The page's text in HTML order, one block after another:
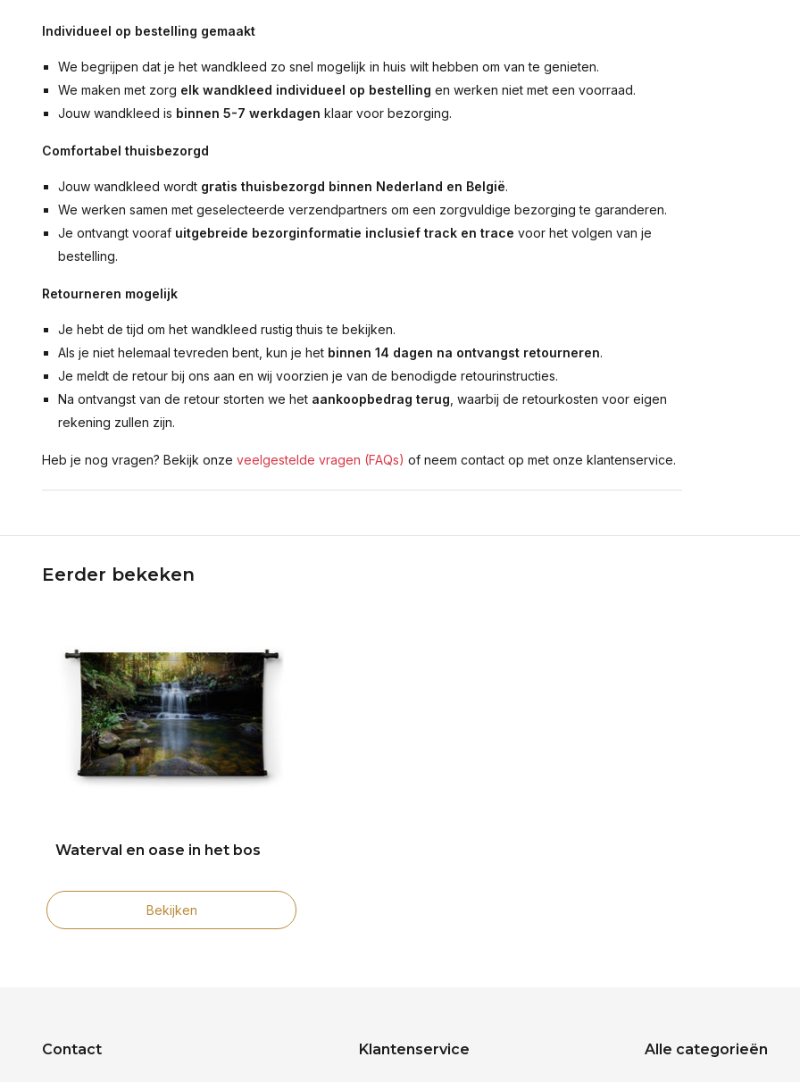
Individueel op bestelling gemaakt
We begrijpen dat je het wandkleed zo snel mogelijk in huis wilt hebben om van te genieten.
We maken met zorg elk wandkleed individueel op bestelling en werken niet met een voorraad.
Jouw wandkleed is binnen 5-7 werkdagen klaar voor bezorging.
Comfortabel thuisbezorgd
Jouw wandkleed wordt gratis thuisbezorgd binnen Nederland en België.
We werken samen met geselecteerde verzendpartners om een zorgvuldige bezorging te garanderen.
Je ontvangt vooraf uitgebreide bezorginformatie inclusief track en trace voor het volgen van je
bestelling.
Retourneren mogelijk
Je hebt de tijd om het wandkleed rustig thuis te bekijken.
Als je niet helemaal tevreden bent, kun je het binnen 14 dagen na ontvangst retourneren.
Je meldt de retour bij ons aan en wij voorzien je van de benodigde retourinstructies.
Na ontvangst van de retour storten we het aankoopbedrag terug , waarbij de retourkosten voor eigen
rekening zullen zijn.
Heb je nog vragen? Bekijk onze veelgestelde vragen (FAQs) of neem contact op met onze klantenservice.
Eerder bekeken
Waterval en oase in het bos
Bekijken
Contact Klantenservice Alle categorieën